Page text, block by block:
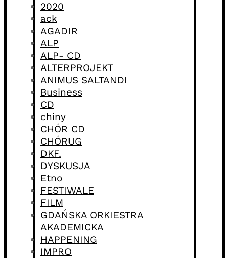
2020
ack
AGADIR
ALP
ALP- CD
ALTERPROJEKT
ANIMUS SALTANDI
Business
CD
chiny
CHÓR CD
CHÓRUG
DKF.
DYSKUSJA
Etno
FESTIWALE
FILM
GDAŃSKA ORKIESTRA
AKADEMICKA
HAPPENING
IMPRO